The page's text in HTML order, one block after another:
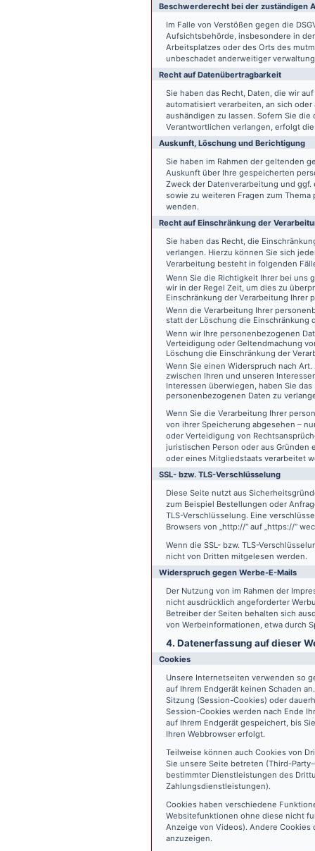
Beschwerde­recht bei der zuständigen
Im Falle von Verstößen gegen die
Aufsichtsbehörde, insbesondere in
Arbeitsplatzes oder des Orts des
unbeschadet anderweitiger
Recht auf Daten­übertrag­barkeit
Sie haben das Recht, Daten, die wir
automatisiert verarbeiten, an sich
aushändigen zu lassen. Sofern Sie
Verantwortlichen verlangen, erfolgt
Auskunft, Löschung und Berichtigung
Sie haben im Rahmen der geltenden
Auskunft über Ihre gespeicherten
Zweck der Datenverarbeitung und
sowie zu weiteren Fragen zum
wenden.
Recht auf Einschränkung der
Sie haben das Recht, die
verlangen. Hierzu können Sie sich
Verarbeitung besteht in folgenden
Wenn Sie die Richtigkeit Ihrer bei
wir in der Regel Zeit, um dies zu
Einschränkung der Verarbeitung Ihrer
Wenn die Verarbeitung Ihrer
statt der Löschung die Einschränkung
Wenn wir Ihre personenbezogenen
Verteidigung oder Geltendmachung
Löschung die Einschränkung der
Wenn Sie einen Widerspruch nach
zwischen Ihren und unseren
Interessen überwiegen, haben Sie
personenbezogenen Daten zu
Wenn Sie die Verarbeitung Ihrer
von ihrer Speicherung abgesehen –
oder Verteidigung von
juristischen Person oder aus
oder eines Mitgliedstaats verarbeitet
SSL- bzw. TLS-Verschlüsselung
Diese Seite nutzt aus
zum Beispiel Bestellungen oder
TLS-Verschlüsselung. Eine
Browsers von „http://“ auf „https://“
Wenn die SSL- bzw. TLS-
nicht von Dritten mitgelesen werden.
Widerspruch gegen Werbe-E-Mails
Der Nutzung von im Rahmen der
nicht ausdrücklich angeforderter
Betreiber der Seiten behalten sich
von Werbeinformationen, etwa durch
4. Datenerfassung auf dieser
Cookies
Unsere Internetseiten verwenden so
auf Ihrem Endgerät keinen Schaden
Sitzung (Session-Cookies) oder
Session-Cookies werden nach Ende
auf Ihrem Endgerät gespeichert, bis
Ihren Webbrowser erfolgt.
Teilweise können auch Cookies von
Sie unsere Seite betreten (Third-
bestimmter Dienstleistungen des
Zahlungsdienstleistungen).
Cookies haben verschiedene
Websitefunktionen ohne diese nicht
Anzeige von Videos). Andere
anzuzeigen.